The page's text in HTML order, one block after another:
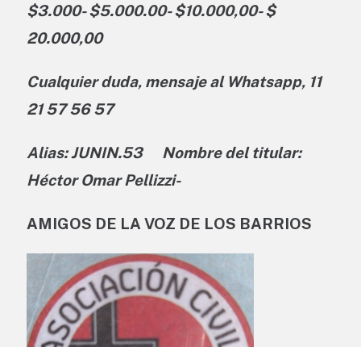
$3.000- $5.000.00- $10.000,00- $
20.000,00
Cualquier duda, mensaje al Whatsapp, 11
21 57 56 57
Alias: JUNIN.53 Nombre del titular:
Héctor Omar Pellizzi-
AMIGOS DE LA VOZ DE LOS BARRIOS